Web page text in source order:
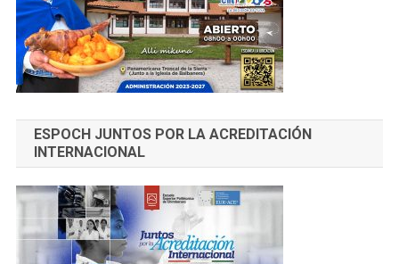
ESPOCH JUNTOS POR LA ACREDITACIÓN
INTERNACIONAL